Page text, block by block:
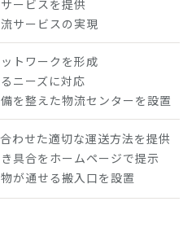
ービスを提供
サービスの実現
トワークを形成
ニーズに対応
を整えた物流センターを設置
わせた適切な運送方法を提供
具合をホームページで提示
が通せる搬入口を設置